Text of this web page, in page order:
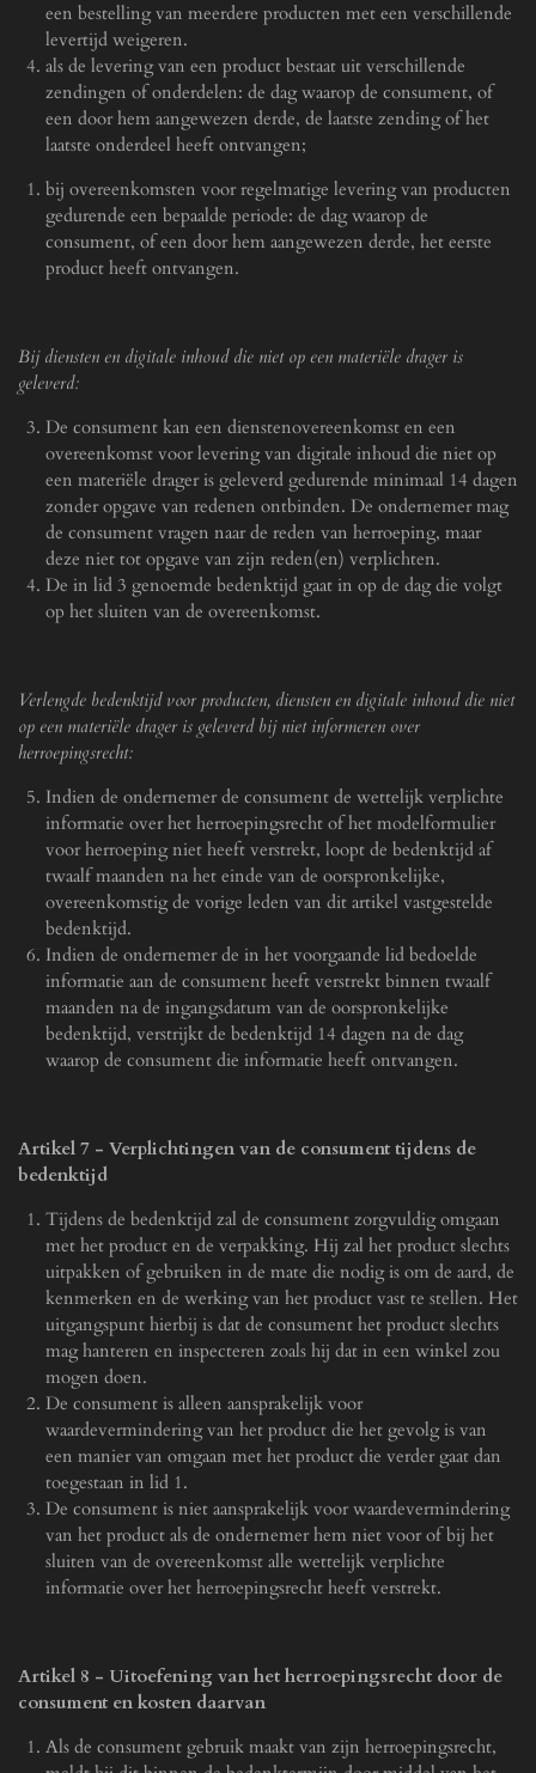
een bestelling van meerdere producten met een verschillende
levertijd weigeren.
als de levering van een product bestaat uit verschillende
zendingen of onderdelen: de dag waarop de consument, of
een door hem aangewezen derde, de laatste zending of het
laatste onderdeel heeft ontvangen;
bij overeenkomsten voor regelmatige levering van producten
gedurende een bepaalde periode: de dag waarop de
consument, of een door hem aangewezen derde, het eerste
product heeft ontvangen.
Bij diensten en digitale inhoud die niet op een materiële drager is
geleverd:
De consument kan een dienstenovereenkomst en een
overeenkomst voor levering van digitale inhoud die niet op
een materiële drager is geleverd gedurende minimaal 14 dagen
zonder opgave van redenen ontbinden. De ondernemer mag
de consument vragen naar de reden van herroeping, maar
deze niet tot opgave van zijn reden(en) verplichten.
De in lid 3 genoemde bedenktijd gaat in op de dag die volgt
op het sluiten van de overeenkomst.
Verlengde bedenktijd voor producten, diensten en digitale inhoud die niet
op een materiële drager is geleverd bij niet informeren over
herroepingsrecht:
Indien de ondernemer de consument de wettelijk verplichte
informatie over het herroepingsrecht of het modelformulier
voor herroeping niet heeft verstrekt, loopt de bedenktijd af
twaalf maanden na het einde van de oorspronkelijke,
overeenkomstig de vorige leden van dit artikel vastgestelde
bedenktijd.
Indien de ondernemer de in het voorgaande lid bedoelde
informatie aan de consument heeft verstrekt binnen twaalf
maanden na de ingangsdatum van de oorspronkelijke
bedenktijd, verstrijkt de bedenktijd 14 dagen na de dag
waarop de consument die informatie heeft ontvangen.
Artikel 7 - Verplichtingen van de consument tijdens de
bedenktijd
Tijdens de bedenktijd zal de consument zorgvuldig omgaan
met het product en de verpakking. Hij zal het product slechts
uitpakken of gebruiken in de mate die nodig is om de aard, de
kenmerken en de werking van het product vast te stellen. Het
uitgangspunt hierbij is dat de consument het product slechts
mag hanteren en inspecteren zoals hij dat in een winkel zou
mogen doen.
De consument is alleen aansprakelijk voor
waardevermindering van het product die het gevolg is van
een manier van omgaan met het product die verder gaat dan
toegestaan in lid 1.
De consument is niet aansprakelijk voor waardevermindering
van het product als de ondernemer hem niet voor of bij het
sluiten van de overeenkomst alle wettelijk verplichte
informatie over het herroepingsrecht heeft verstrekt.
Artikel 8 - Uitoefening van het herroepingsrecht door de
consument en kosten daarvan
Als de consument gebruik maakt van zijn herroepingsrecht,